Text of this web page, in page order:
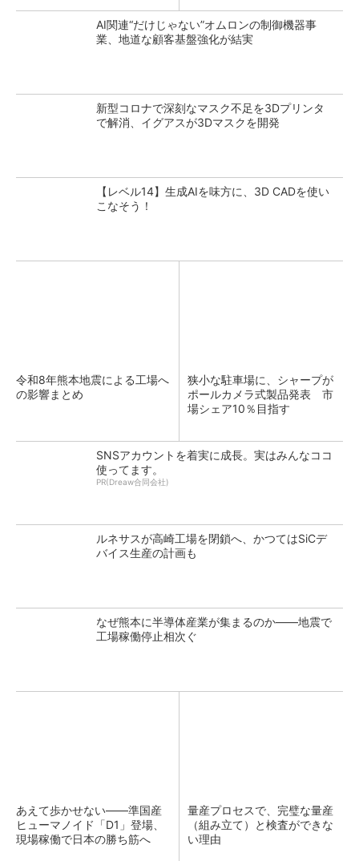
AI関連“だけじゃない”オムロンの制御機器事
業、地道な顧客基盤強化が結実
新型コロナで深刻なマスク不足を3Dプリンタ
で解消、イグアスが3Dマスクを開発
【レベル14】生成AIを味方に、3D CADを使い
こなそう！
令和8年熊本地震による工場へ
の影響まとめ
狭小な駐車場に、シャープが
ポールカメラ式製品発表 市
場シェア10％目指す
SNSアカウントを着実に成長。実はみんなココ
使ってます。
PR(Dreaw合同会社)
ルネサスが高崎工場を閉鎖へ、かつてはSiCデ
バイス生産の計画も
なぜ熊本に半導体産業が集まるのか――地震で
工場稼働停止相次ぐ
あえて歩かせない――準国産
ヒューマノイド「D1」登場、
現場稼働で日本の勝ち筋へ
量産プロセスで、完璧な量産
（組み立て）と検査ができな
い理由